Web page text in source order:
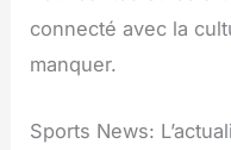
connecté avec la
manquer.
Sports News: